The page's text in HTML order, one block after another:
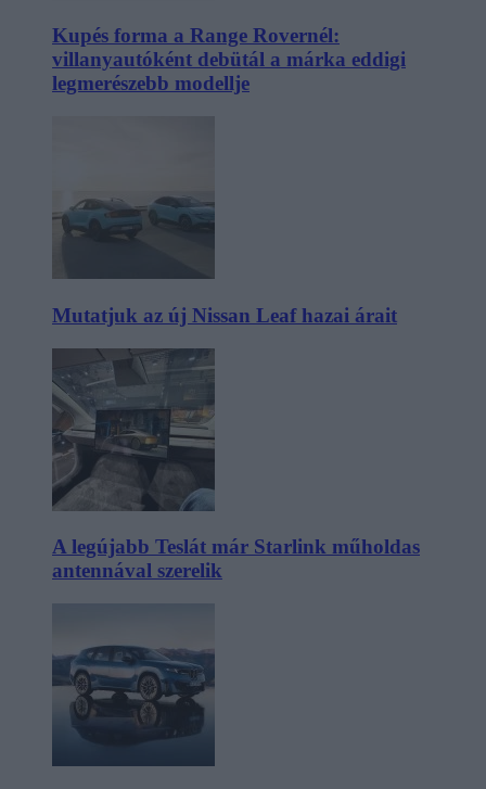
Kupés forma a Range Rovernél:
villanyautóként debütál a márka eddigi
legmerészebb modellje
Mutatjuk az új Nissan Leaf hazai árait
A legújabb Teslát már Starlink műholdas
antennával szerelik